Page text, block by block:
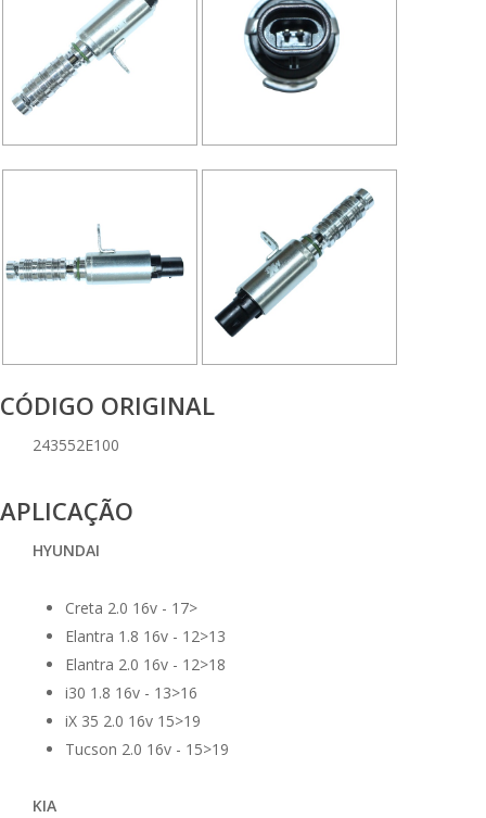
CÓDIGO ORIGINAL
243552E100
APLICAÇÃO
HYUNDAI
Creta 2.0 16v - 17>
Elantra 1.8 16v - 12>13
Elantra 2.0 16v - 12>18
i30 1.8 16v - 13>16
iX 35 2.0 16v 15>19
Tucson 2.0 16v - 15>19
KIA